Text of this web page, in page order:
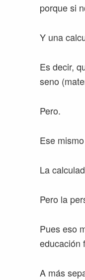
porque si
Y una
Es decir,
seno
Pero.
Ese
La
Pero la
Pues eso
educación
A más